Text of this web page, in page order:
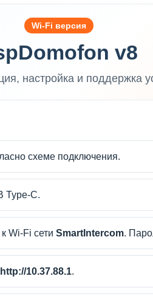
Wi-Fi версия
v8
настройка и поддержка
схеме подключения.
Type-C.
Wi-Fi сети SmartIntercom.
http://10.37.88.1.